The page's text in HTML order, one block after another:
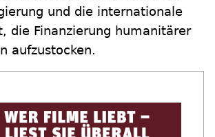
und die internationale
die Finanzierung humanitärer
aufzustocken.